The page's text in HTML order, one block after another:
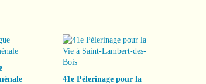
41e Pèlerinage pour la